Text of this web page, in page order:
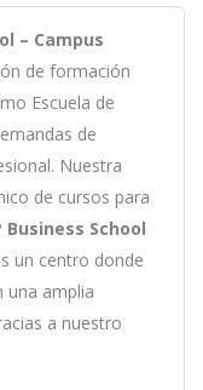
– Campus
ón de formación
Escuela de
as de
. Nuestra
ico de cursos para
Business School
un centro donde
una amplia
a nuestro